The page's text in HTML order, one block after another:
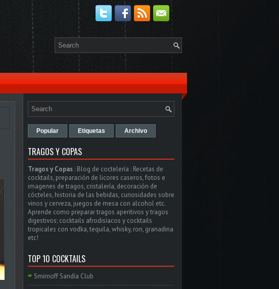
Popular Etiquetas Archivo
TRAGOS Y COPAS
Tragos y Copas : Blog de coctelería : Recetas de
cocktails, preparación de licores caseros, fotos e
imagenes de tragos, cristalería, decoración de
cócteles, historia de las bebidas, curiosidades sobre
vinos y cerveza, juegos de mesa con alcohol etc.
Aprende como preparar tragos aperitivos y tragos
digestivos; cocktails afrodisíacos y cocktails
tropicales con vodka, tequila, whisky, ron, granadina
etc!
TOP 10 COCKTAILS
Smirnoff Sandía Club